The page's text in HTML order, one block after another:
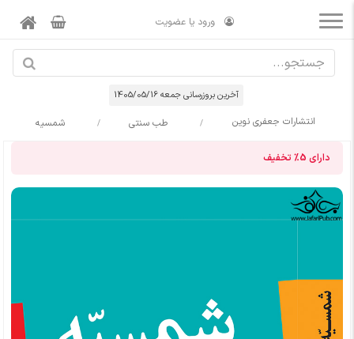
ورود یا عضویت
آخرین بروزرسانی جمعه 1405/05/16
انتشارات جعفری نوین طب سنتی شمسیه
دارای 5% تخفیف